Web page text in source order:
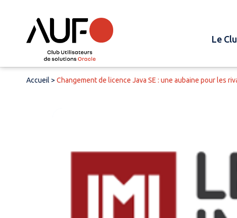
Le
Accueil > Changement de licence Java SE : une aubaine pour les